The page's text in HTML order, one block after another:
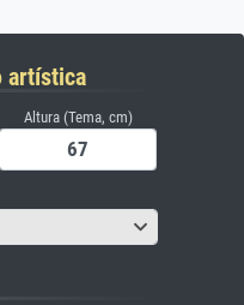
artística
Altura (Tema, cm)